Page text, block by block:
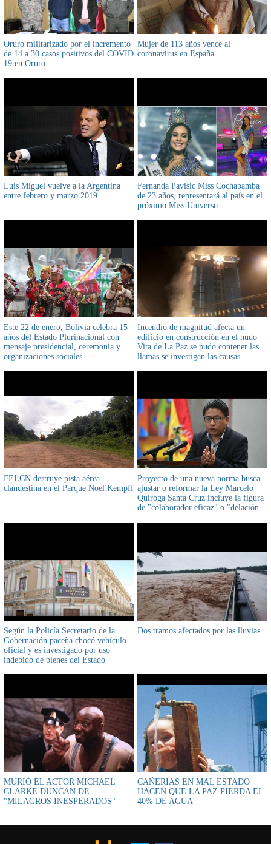
Oruro militarizado por el incremento
de 14 a 30 casos positivos del COVID
19 en Oruro
Mujer de 113 años vence al
coronavirus en España
Luis Miguel vuelve a la Argentina
entre febrero y marzo 2019
Fernanda Pavisic Miss Cochabamba
de 23 años, representará al país en el
próximo Miss Universo
Este 22 de enero, Bolivia celebra 15
años del Estado Plurinacional con
mensaje presidencial, ceremonia y
organizaciones sociales
Incendio de magnitud afecta un
edificio en construcción en el nudo
Vita de La Paz se pudo contener las
llamas se investigan las causas
FELCN destruye pista aérea
clandestina en el Parque Noel Kempff
Proyecto de una nueva norma busca
ajustar o reformar la Ley Marcelo
Quiroga Santa Cruz incluye la figura
de "colaborador eficaz" o "delación
Según la Policía Secretario de la
Gobernación paceña chocó vehículo
oficial y es investigado por uso
indebido de bienes del Estado
Dos tramos afectados por las lluvias
MURIÓ EL ACTOR MICHAEL
CLARKE DUNCAN DE
"MILAGROS INESPERADOS"
CAÑERIAS EN MAL ESTADO
HACEN QUE LA PAZ PIERDA EL
40% DE AGUA